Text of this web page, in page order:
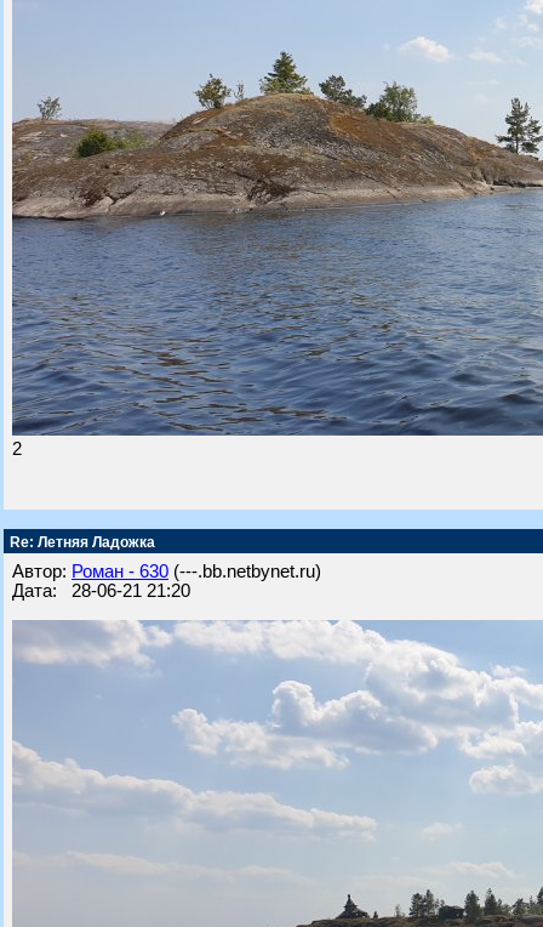
2
Re: Летняя Ладожка
Автор: Роман - 630 (---.bb.netbynet.ru)
Дата: 28-06-21 21:20